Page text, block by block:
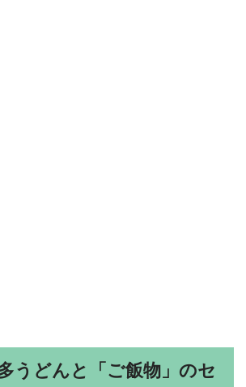
うどんと「ご飯物」のセ